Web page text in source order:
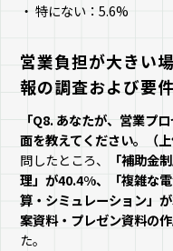
特にない：5.6%
営業負担が大きい
報の調査および要
「Q8. あなたが、営業プ
面を教えてください。（
問したところ、
「補助金
理」が40.4%、「複雑な
算・シミュレーション」
案資料・プレゼン資料の
た。